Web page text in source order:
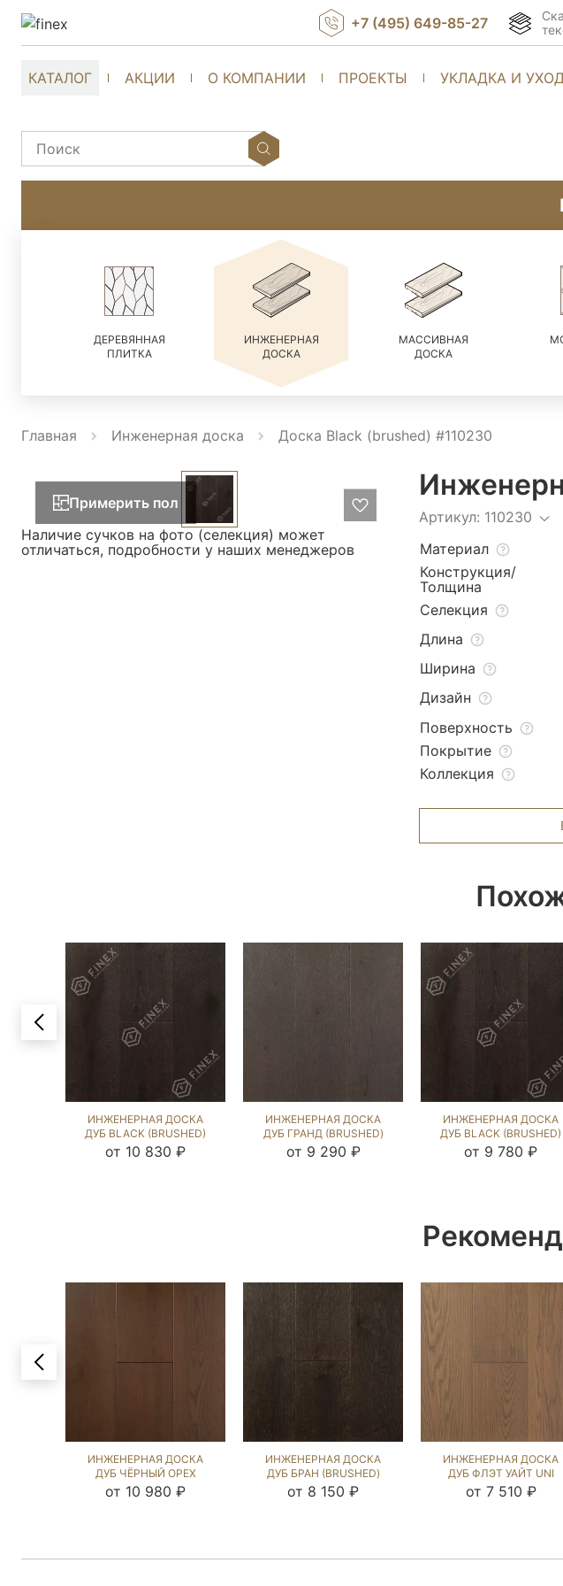
КАТАЛОГ АКЦИИ О КОМПАНИИ ПРОЕКТЫ УКЛАДКА И
+7 (495) 649-85-27
ДЕРЕВЯННАЯ
ПЛИТКА
ИНЖЕНЕРНАЯ
ДОСКА
МАССИВНАЯ
ДОСКА
Главная Инженерная доска Доска Black (brushed) #110230
Примерить пол
Наличие сучков на фото (селекция) может
отличаться, подробности у наших менеджеров
Артикул: 110230
Материал
Конструкция/
Толщина
Селекция
Длина
Ширина
Дизайн
Поверхность
Покрытие
Коллекция
ИНЖЕНЕРНАЯ ДОСКА
ДУБ BLACK (BRUSHED)
143740
от 10 830 ₽
ИНЖЕНЕРНАЯ ДОСКА
ДУБ ГРАНД (BRUSHED)
196550
от 9 290 ₽
ИНЖЕНЕРНАЯ ДОСКА
ДУБ BLACK (BRUSHED)
412961
от 9 780 ₽
ИНЖЕНЕРНАЯ ДОСКА
ДУБ ЧЁРНЫЙ ОРЕХ
(SANDED) 423979
от 10 980 ₽
ИНЖЕНЕРНАЯ ДОСКА
ДУБ БРАН (BRUSHED)
1039964
от 8 150 ₽
ИНЖЕНЕРНАЯ ДОСКА
ДУБ ФЛЭТ УАЙТ UNI
(BRUSHED) 140378
от 7 510 ₽